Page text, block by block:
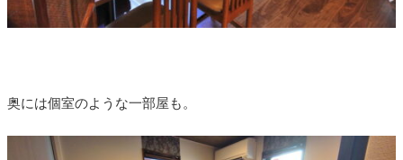
奥には個室のような一部屋も。